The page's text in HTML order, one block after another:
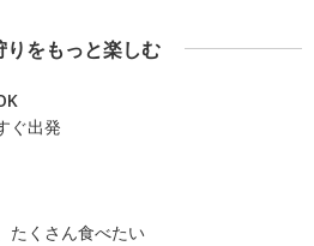
りをもっと楽しむ
ぐ出発
たくさん食べたい